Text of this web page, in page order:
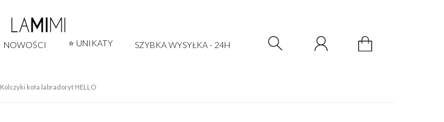
NOWOŚCI ⭐ UNIKATY SZYBKA WYSYŁKA - 24H
Kolczyki koła labradoryt HELLO